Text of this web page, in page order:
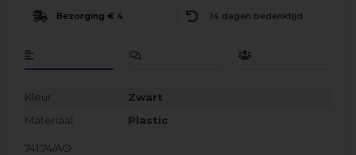
Bezorging € 4 14 dagen bedenktijd
Kleur
Zwart
Materiaal
Plastic
741.74/AO